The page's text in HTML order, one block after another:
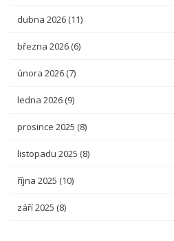
dubna 2026 (11)
března 2026 (6)
února 2026 (7)
ledna 2026 (9)
prosince 2025 (8)
listopadu 2025 (8)
října 2025 (10)
září 2025 (8)